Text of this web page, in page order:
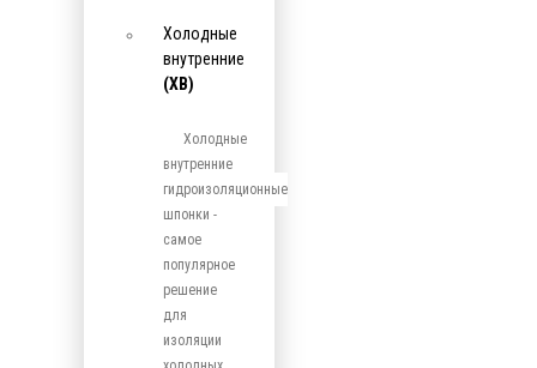
Холодные
внутренние
(ХВ)
Холодные
внутренние
гидроизоляционные
шпонки -
самое
популярное
решение
для
изоляции